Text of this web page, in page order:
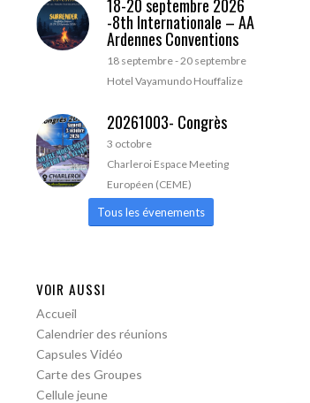
18-20 septembre 2026
-8th Internationale – AA
Ardennes Conventions
18 septembre-20 septembre
Hotel Vayamundo Houffalize
20261003- Congrès
3 octobre
Charleroi Espace Meeting
Européen (CEME)
Tous les évenements
VOIR AUSSI
Accueil
Calendrier des réunions
Capsules Vidéo
Carte des Groupes
Cellule jeune